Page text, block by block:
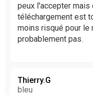
peux l'accepter mais
téléchargement est
moins risqué pour le
probablement pas.
Thierry.G
bleu